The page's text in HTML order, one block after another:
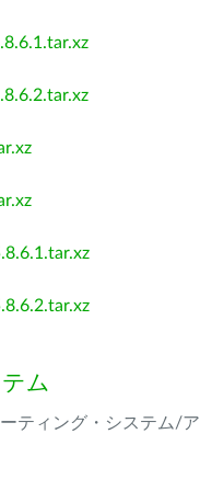
ム
ティング・システム/